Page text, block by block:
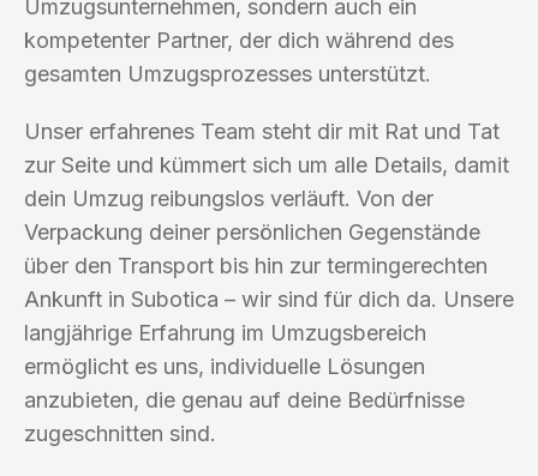
Umzugsunternehmen, sondern auch ein
kompetenter Partner, der dich während des
gesamten Umzugsprozesses unterstützt.
Unser erfahrenes Team steht dir mit Rat und Tat
zur Seite und kümmert sich um alle Details, damit
dein Umzug reibungslos verläuft. Von der
Verpackung deiner persönlichen Gegenstände
über den Transport bis hin zur termingerechten
Ankunft in Subotica – wir sind für dich da. Unsere
langjährige Erfahrung im Umzugsbereich
ermöglicht es uns, individuelle Lösungen
anzubieten, die genau auf deine Bedürfnisse
zugeschnitten sind.